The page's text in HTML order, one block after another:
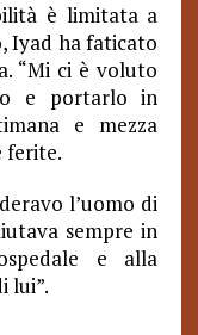
è limitata a
Iyad ha faticato
“Mi ci è voluto
e portarlo in
e mezza
ferite.
l’uomo di
sempre in
e alla
lui”.